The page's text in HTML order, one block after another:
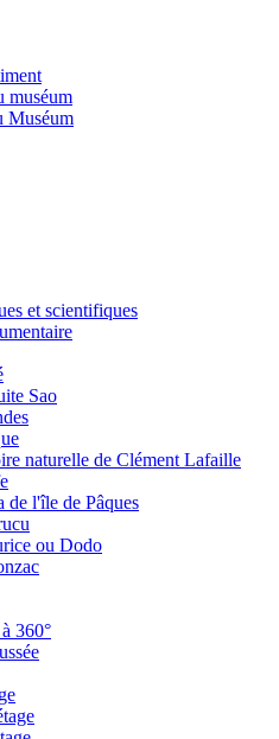
muséum
Muséum
et scientifiques
Sao
naturelle de Clément Lafaille
de l'île de Pâques
ou Dodo
360°